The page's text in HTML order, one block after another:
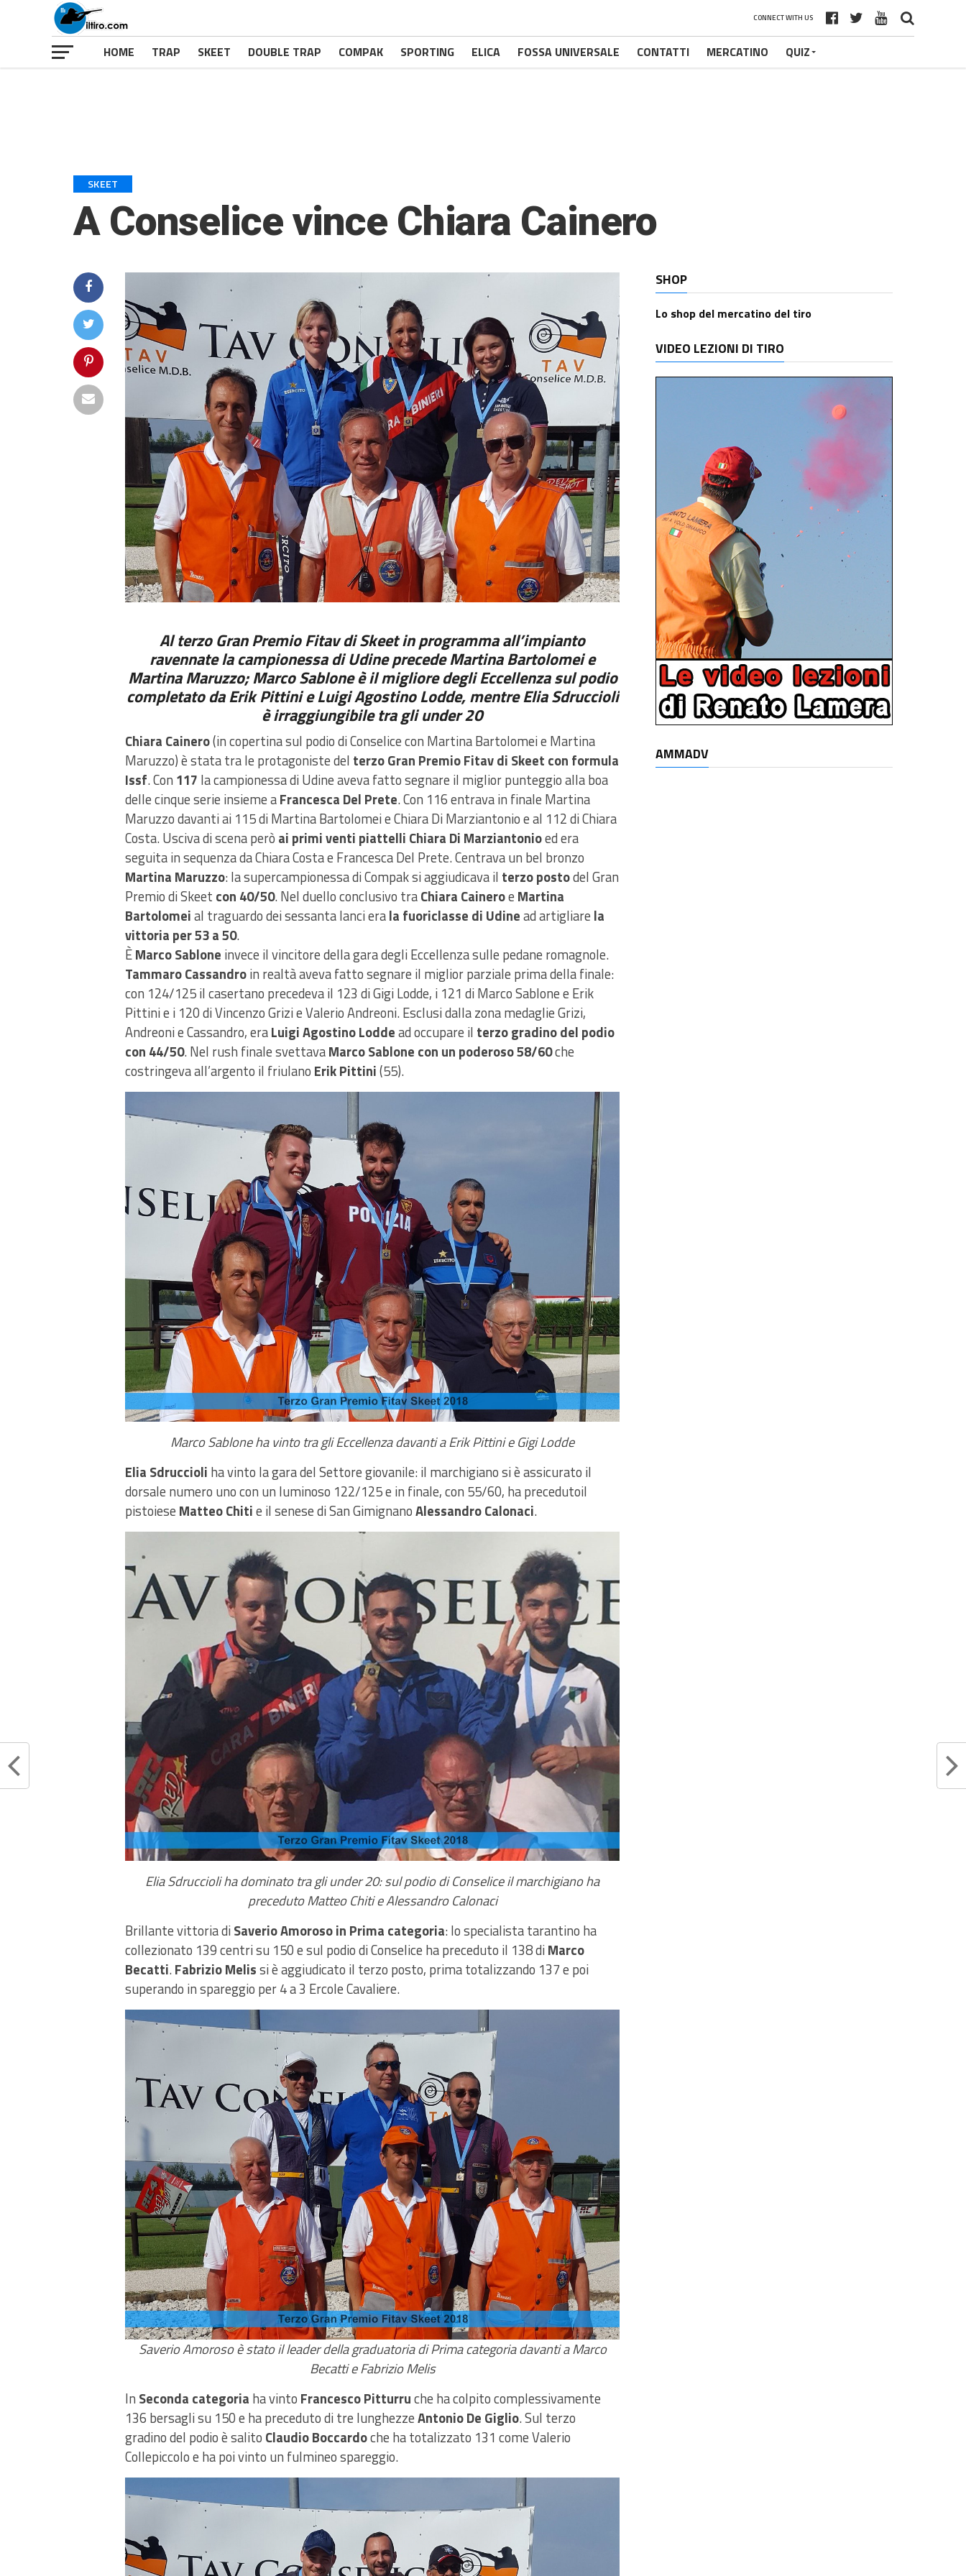
CONNECT WITH US
HOME TRAP SKEET DOUBLE TRAP COMPAK SPORTING ELICA FOSSA UNIVERSALE CONTATTI MERCATINO QUIZ
SKEET
A Conselice vince Chiara Cainero
Al terzo Gran Premio Fitav di Skeet in programma all’impianto
ravennate la campionessa di Udine precede Martina Bartolomei e
Martina Maruzzo; Marco Sablone è il migliore degli Eccellenza sul podio
completato da Erik Pittini e Luigi Agostino Lodde, mentre Elia Sdruccioli
è irraggiungibile tra gli under 20
Chiara Cainero(in copertina sul podio di Conselice con Martina Bartolomei e Martina
Maruzzo) è stata tra le protagoniste del terzo Gran Premio Fitav di Skeet con formula
Issf. Con 117 la campionessa di Udine aveva fatto segnare il miglior punteggio alla boa
delle cinque serie insieme aFrancesca Del Prete. Con 116 entrava in finale Martina
Maruzzo davanti ai 115 di Martina Bartolomei e Chiara Di Marziantonio e al 112 di Chiara
Costa. Usciva di scena però ai primi venti piattelli Chiara Di Marziantonioed era
seguita in sequenza da Chiara Costa e Francesca Del Prete. Centrava un bel bronzo
Martina Maruzzo: la supercampionessa di Compak si aggiudicava il terzo postodel Gran
Premio di Skeet con 40/50. Nel duello conclusivo traChiara Caineroe Martina
Bartolomeial traguardo dei sessanta lanci erala fuoriclasse di Udinead artigliare la
vittoria per53 a 50.
ÈMarco Sablone invece il vincitore della gara degli Eccellenza sulle pedane romagnole.
Tammaro Cassandroin realtà aveva fatto segnare il miglior parziale prima della finale:
con 124/125 il casertano precedeva il 123 di Gigi Lodde, i 121 di Marco Sablone e Erik
Pittini e i 120 di Vincenzo Grizi e Valerio Andreoni. Esclusi dalla zona medaglie Grizi,
Andreoni e Cassandro, eraLuigi Agostino Loddead occupare il terzo gradino del podio
con 44/50. Nel rush finale svettavaMarco Sablone con un poderoso 58/60che
costringeva all’argento il friulano Erik Pittini(55).
Marco Sablone ha vinto tra gli Eccellenza davanti a Erik Pittini e Gigi Lodde
Elia Sdruccioli ha vinto la gara del Settore giovanile: il marchigiano si è assicurato il
dorsale numero uno con un luminoso 122/125 e in finale, con 55/60, ha precedutoil
pistoiese Matteo Chitie il senese di San GimignanoAlessandro Calonaci.
Elia Sdruccioli ha dominato tra gli under 20: sul podio di Conselice il marchigiano ha
preceduto Matteo Chiti e Alessandro Calonaci
Brillante vittoria diSaverio Amoroso in Prima categoria: lo specialista tarantino ha
collezionato 139 centri su 150 e sul podio di Conselice ha preceduto il 138 diMarco
Becatti.Fabrizio Melissi è aggiudicato il terzo posto, prima totalizzando 137 e poi
superando in spareggio per 4 a 3 Ercole Cavaliere.
Saverio Amoroso è stato il leader della graduatoria di Prima categoria davanti a Marco
Becatti e Fabrizio Melis
In Seconda categoria ha vinto Francesco Pitturruche ha colpito complessivamente
136 bersagli su 150 e ha preceduto di tre lunghezzeAntonio De Giglio. Sul terzo
gradino del podio è salito Claudio Boccardoche ha totalizzato 131 come Valerio
Collepiccolo e ha poi vinto un fulmineo spareggio.
SHOP
Lo shop del mercatino del tiro
VIDEO LEZIONI DI TIRO
AMMADV